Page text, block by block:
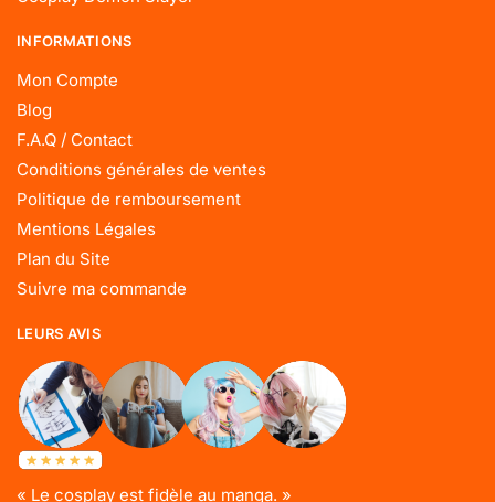
INFORMATIONS
Mon Compte
Blog
F.A.Q / Contact
Conditions générales de ventes
Politique de remboursement
Mentions Légales
Plan du Site
Suivre ma commande
LEURS AVIS
« Le cosplay est fidèle au manga. »